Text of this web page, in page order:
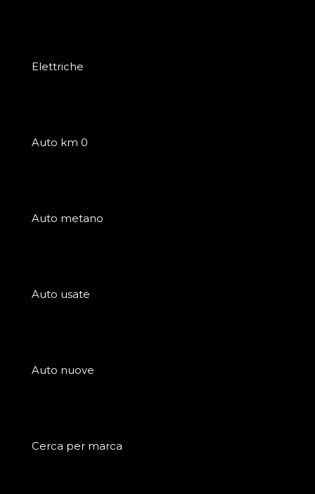
Elettriche
Auto km 0
Auto metano
Auto usate
Auto nuove
Cerca per marca